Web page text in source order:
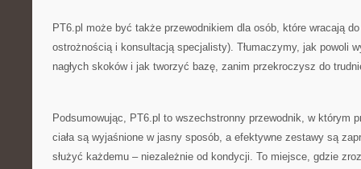
PT6.pl może być także przewodnikiem dla osób, które wracają
ostrożnością i konsultacją specjalisty). Tłumaczymy, jak powoli
nagłych skoków i jak tworzyć bazę, zanim przekroczysz do
Podsumowując, PT6.pl to wszechstronny przewodnik, w którym
ciała są wyjaśnione w jasny sposób, a efektywne zestawy są
służyć każdemu – niezależnie od kondycji. To miejsce, gdzie